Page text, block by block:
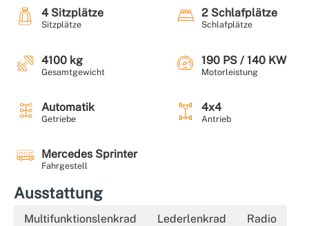
4 Sitzplätze
Sitzplätze
2 Schlafplätze
Schlafplätze
4100 kg
Gesamtgewicht
190 PS / 140 KW
Motorleistung
Automatik
Getriebe
4x4
Antrieb
Mercedes Sprinter
Fahrgestell
Ausstattung
Multifunktionslenkrad Lederlenkrad Radio